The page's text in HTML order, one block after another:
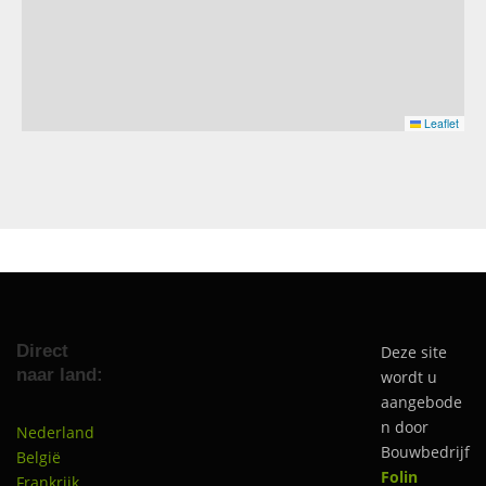
Leaflet
Direct
naar land:
Nederland
België
Frankrijk
Deze site
wordt u
aangebode
n door
Bouwbedrijf
Folin